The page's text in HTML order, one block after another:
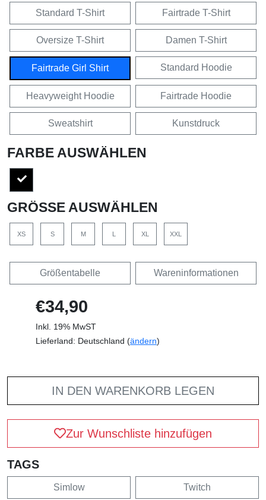
Standard T-Shirt Fairtrade T-Shirt
Oversize T-Shirt Damen T-Shirt
Fairtrade Girl Shirt Standard Hoodie
Heavyweight Hoodie Fairtrade Hoodie
Sweatshirt Kunstdruck
FARBE AUSWÄHLEN
GRÖSSE AUSWÄHLEN
XS S M L XL XXL
Größentabelle Wareninformationen
€34,90
Inkl. 19% MwST
Lieferland: Deutschland (ändern)
IN DEN WARENKORB LEGEN
Zur Wunschliste hinzufügen
TAGS
Simlow Twitch